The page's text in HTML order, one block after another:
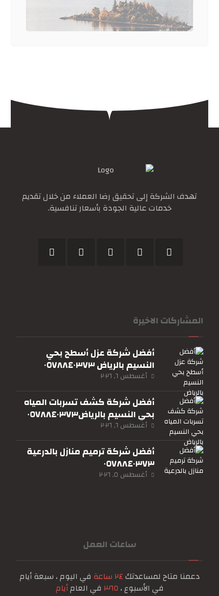
تهدف الشركة إلى تحقيق رضا العملاء من خلال تقديم
خدمات عالية الجودة بأسعار تنافسية.
المشاركات الاخيرة
أفضل شركة عزل أسطح بحي
النسيم بالرياض ٠٥٧٨٨٤٠٣٧٣
أغسطس ٦, ٢٠٢٦
أفضل شركة كشف تسربات المياه
بحي النسيم بالرياض٠٥٧٨٨٤٠٣٧٣
أغسطس ٦, ٢٠٢٦
أفضل شركة ترميم منازل بالدرعية
٠٥٧٨٨٤٠٣٧٣
أغسطس ٥, ٢٠٢٦
ساعات العمل
دعمنا متاح لمساعدتك٢٤ ساعة
في اليوم ، سبعة أيام
في الأسبوع ، ٣٦٥ في العامأيام